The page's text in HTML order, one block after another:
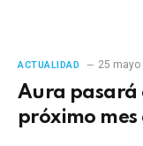
ACTUALIDAD 25 mayo
Aura pasará
próximo mes